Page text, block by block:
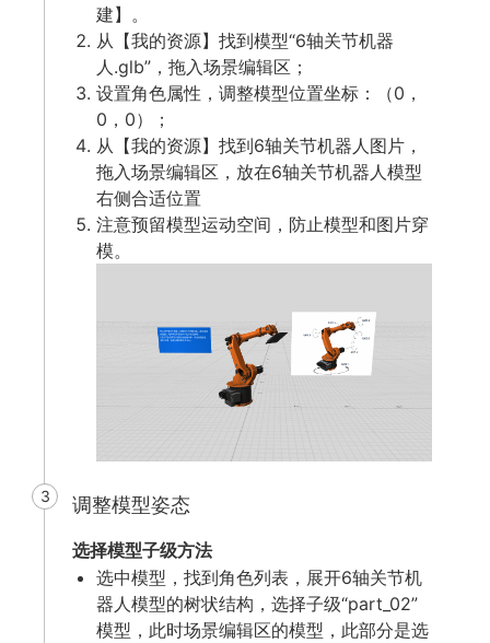
建】。
从【我的资源】找到模型“6轴关节机器
人.glb”，拖入场景编辑区；
设置角色属性，调整模型位置坐标：（0，
0，0）；
从【我的资源】找到6轴关节机器人图片，
拖入场景编辑区，放在6轴关节机器人模型
右侧合适位置
注意预留模型运动空间，防止模型和图片穿
模。
3 调整模型姿态
选择模型子级方法
选中模型，找到角色列表，展开6轴关节机
器人模型的树状结构，选择子级“part_02”
模型，此时场景编辑区的模型，此部分是选